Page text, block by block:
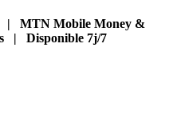
| MTN Mobile Money &
| Disponible 7j/7